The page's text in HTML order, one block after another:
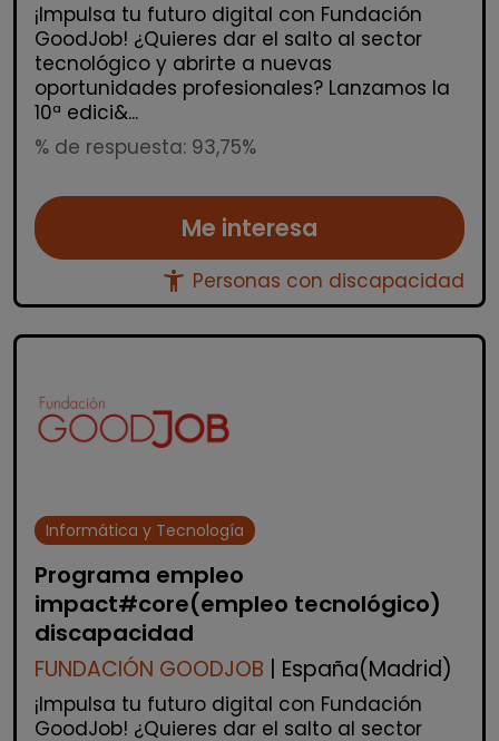
¡Impulsa tu futuro digital con Fundación
GoodJob! ¿Quieres dar el salto al sector
tecnológico y abrirte a nuevas
oportunidades profesionales? Lanzamos la
10ª edici&...
% de respuesta: 93,75%
Me interesa
accessibility_new Personas con discapacidad
Informática y Tecnología
Programa empleo
impact#core(empleo tecnológico)
discapacidad
FUNDACIÓN GOODJOB | España(Madrid)
¡Impulsa tu futuro digital con Fundación
GoodJob! ¿Quieres dar el salto al sector